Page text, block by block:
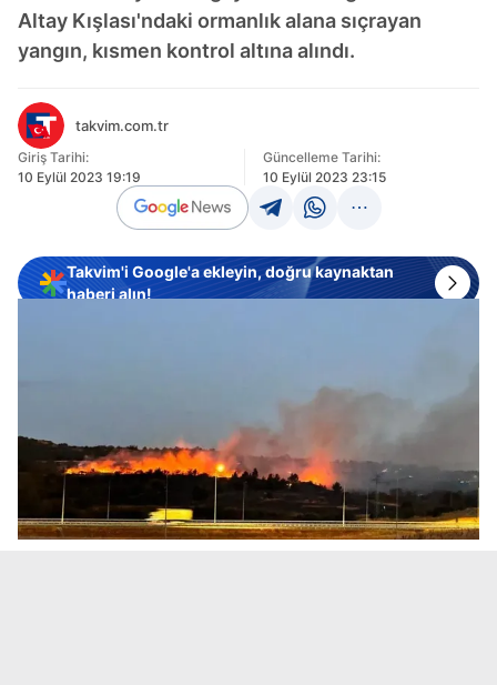
Altay Kışlası'ndaki ormanlık alana sıçrayan
yangın, kısmen kontrol altına alındı.
takvim.com.tr
Giriş Tarihi:
10 Eylül 2023 19:19
Güncelleme Tarihi:
10 Eylül 2023 23:15
Takvim'i Google'a ekleyin, doğru kaynaktan
haberi alın!